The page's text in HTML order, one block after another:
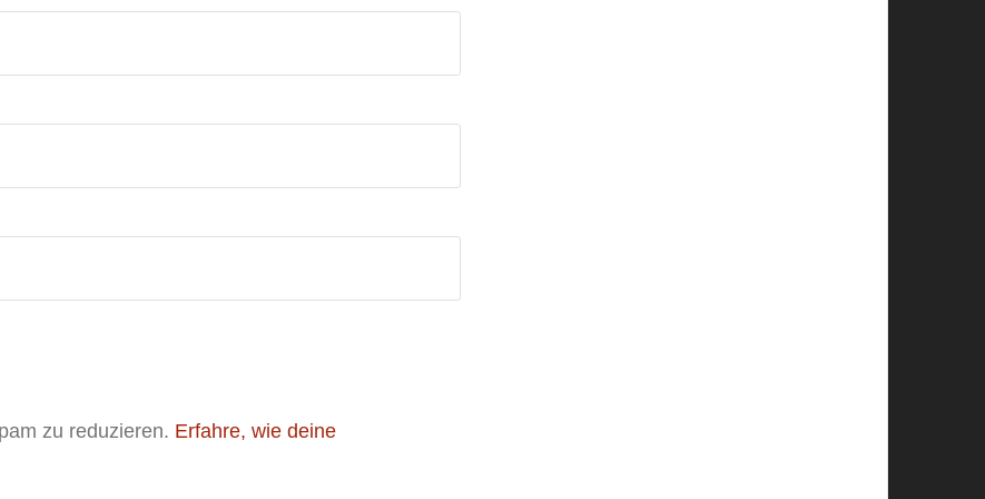
zu reduzieren. Erfahre, wie deine